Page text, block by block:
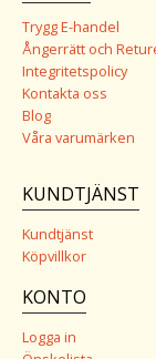
Trygg E-handel
Ångerrätt och
Integritetspolicy
Kontakta oss
Blog
Våra varumärken
KUNDTJÄNST
Kundtjänst
Köpvillkor
KONTO
Logga in